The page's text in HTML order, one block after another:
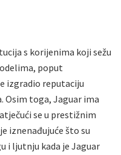
s korijenima koji sežu
poput
izgradio reputaciju
toga, Jaguar ima
se u prestižnim
iznenađujuće što su
i ljutnju kada je Jaguar